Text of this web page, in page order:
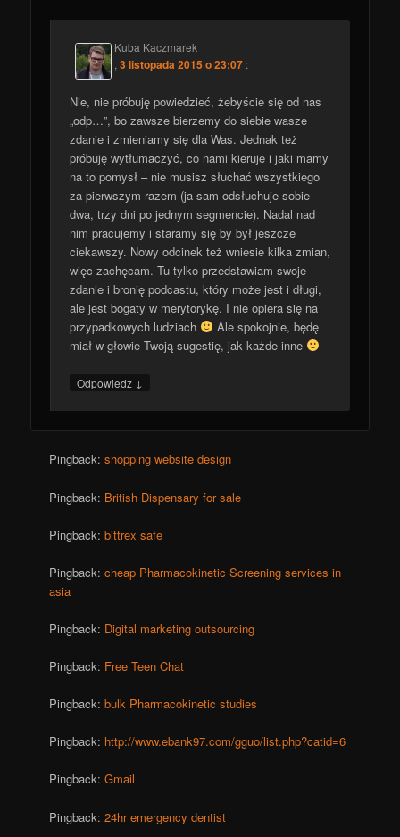
Kuba Kaczmarek
,3 listopada 2015 o 23:07 :
Nie, nie próbuję powiedzieć, żebyście się od nas
„odp…”, bo zawsze bierzemy do siebie wasze
zdanie i zmieniamy się dla Was. Jednak też
próbuję wytłumaczyć, co nami kieruje i jaki mamy
na to pomysł – nie musisz słuchać wszystkiego
za pierwszym razem (ja sam odsłuchuje sobie
dwa, trzy dni po jednym segmencie). Nadal nad
nim pracujemy i staramy się by był jeszcze
ciekawszy. Nowy odcinek też wniesie kilka zmian,
więc zachęcam. Tu tylko przedstawiam swoje
zdanie i bronię podcastu, który może jest i długi,
ale jest bogaty w merytorykę. I nie opiera się na
przypadkowych ludziach
Ale spokojnie, będę
miał w głowie Twoją sugestię, jak każde inne
Odpowiedz ↓
Pingback:shopping website design
Pingback: British Dispensary for sale
Pingback:bittrex safe
Pingback:cheap Pharmacokinetic Screening services in
asia
Pingback: Digital marketing outsourcing
Pingback: Free Teen Chat
Pingback:bulk Pharmacokinetic studies
Pingback: http://www.ebank97.com/gguo/list.php?catid=6
Pingback:Gmail
Pingback:24hr emergency dentist